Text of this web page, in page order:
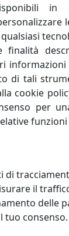
925,
in
finalità
di tali
cookie
per
di
il
delle
tuo consenso.